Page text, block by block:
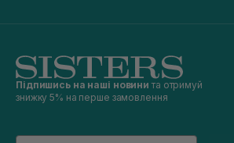
Підпишись на наші новини та отримуй
знижку 5% на перше замовлення